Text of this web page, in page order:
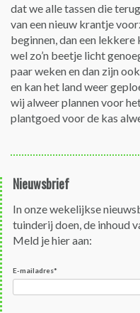
dat we alle tassen die
van een nieuw krantje
beginnen, dan een
wel zo’n beetje licht
paar weken en dan zijn
en kan het land weer
wij alweer plannen voor
plantgoed voor de kas
Bericht
navigatie
Nieuwsbrief
In onze wekelijkse
tuinderij doen, de inhoud
Meld je hier aan:
E-mailadres*